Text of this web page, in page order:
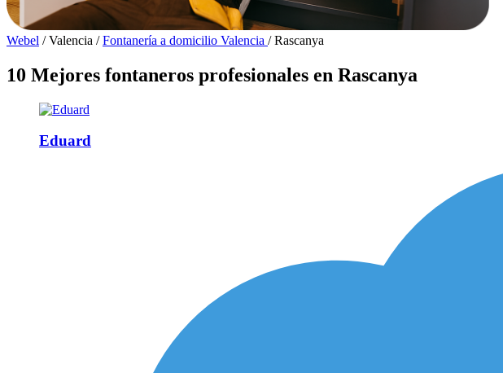
Webel / Valencia / Fontanería a domicilio Valencia / Rascanya
10 Mejores fontaneros profesionales en Rascanya
Eduard